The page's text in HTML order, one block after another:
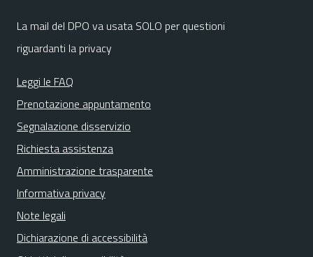
La mail del DPO va usata SOLO per questioni
riguardanti la privacy
Leggi le FAQ
Prenotazione appuntamento
Segnalazione disservizio
Richiesta assistenza
Amministrazione trasparente
Informativa privacy
Note legali
Dichiarazione di accessibilità